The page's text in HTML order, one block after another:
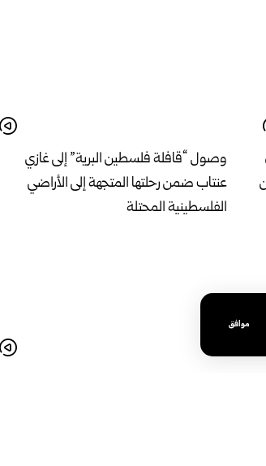
موافق
وصول “قافلة فلسطين البرية” إلى غازي
عنتاب ضمن رحلتها المتجهة إلى الأراضي
الفلسطينية المحتلة